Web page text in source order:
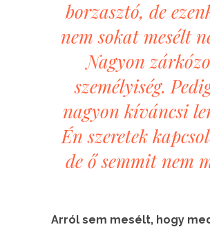
borzasztó, de
nem sokat mesélt
Nagyon
személyiség.
nagyon kíváncsi
Én szeretek
de ő semmit nem
Arról sem mesélt, hogy